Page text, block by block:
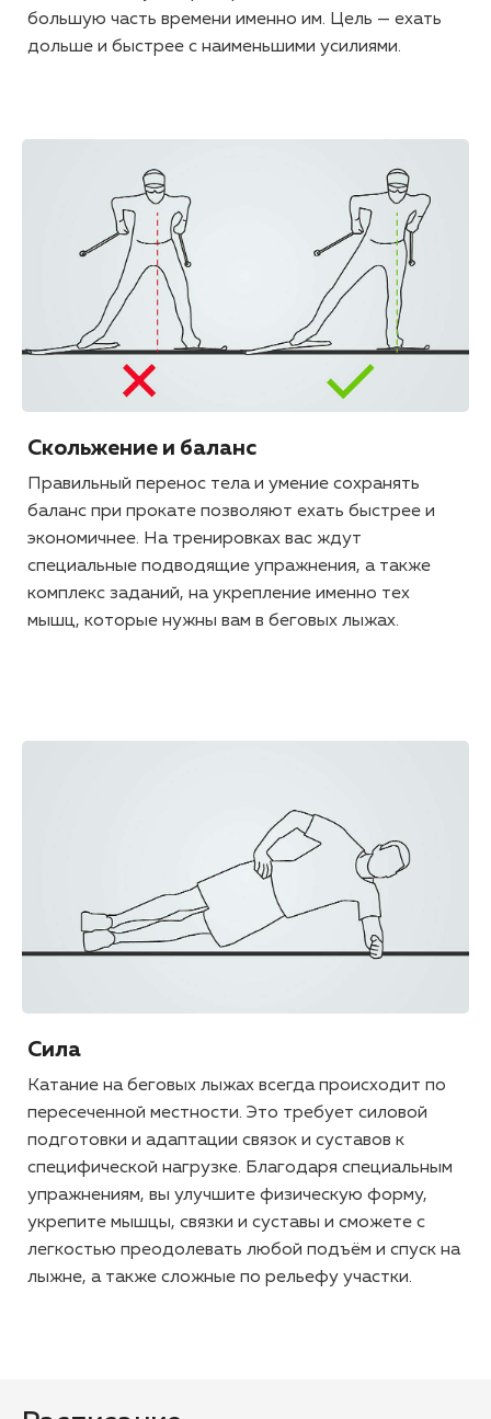
большую часть времени именно им. Цель — ехать
дольше и быстрее с наименьшими усилиями.
Скольжение и баланс
Правильный перенос тела и умение сохранять
баланс при прокате позволяют ехать быстрее и
экономичнее. На тренировках вас ждут
специальные подводящие упражнения, а также
комплекс заданий, на укрепление именно тех
мышц, которые нужны вам в беговых лыжах.
Сила
Катание на беговых лыжах всегда происходит по
пересеченной местности. Это требует силовой
подготовки и адаптации связок и суставов к
специфической нагрузке. Благодаря специальным
упражнениям, вы улучшите физическую форму,
укрепите мышцы, связки и суставы и сможете с
легкостью преодолевать любой подъём и спуск на
лыжне, а также сложные по рельефу участки.